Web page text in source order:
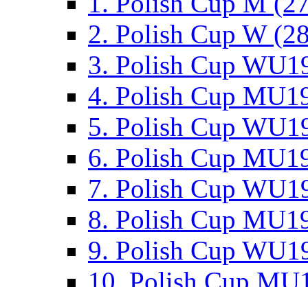
2. Polish Cup W
3. Polish Cup
4. Polish Cup
5. Polish Cup
6. Polish Cup
7. Polish Cup
8. Polish Cup
9. Polish Cup
10. Polish Cup